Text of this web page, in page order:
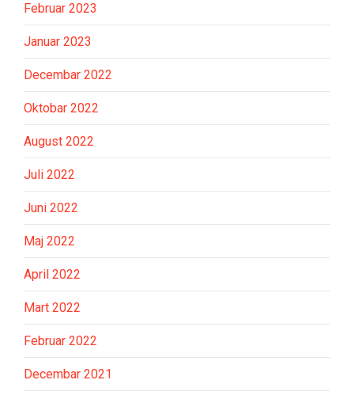
Februar 2023
Januar 2023
Decembar 2022
Oktobar 2022
August 2022
Juli 2022
Juni 2022
Maj 2022
April 2022
Mart 2022
Februar 2022
Decembar 2021